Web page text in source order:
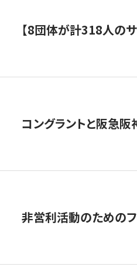
【8団体が計318人の
コングラントと阪急阪
非営利活動のための